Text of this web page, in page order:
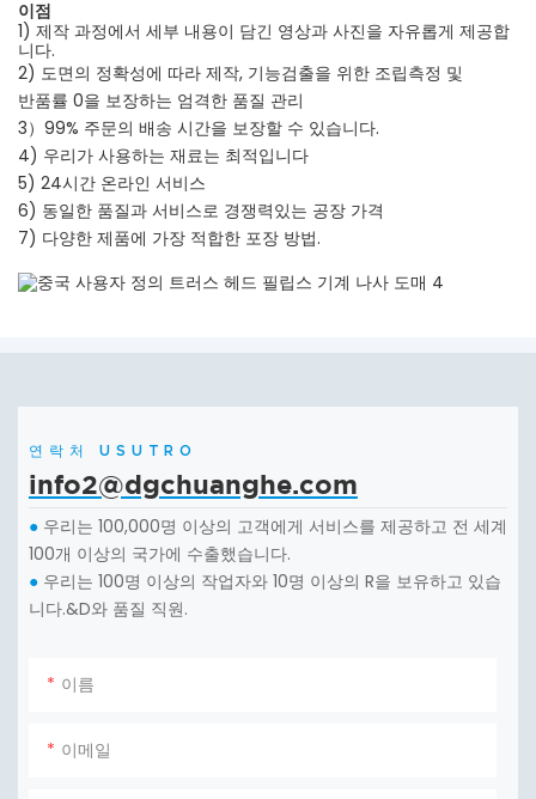
이점
1) 제작 과정에서 세부 내용이 담긴 영상과 사진을 자유롭게 제공합
니다.
2) 도면의 정확성에 따라 제작, 기능검출을 위한 조립측정 및
반품률 0을 보장하는 엄격한 품질 관리
3）99% 주문의 배송 시간을 보장할 수 있습니다.
4) 우리가 사용하는 재료는 최적입니다
5) 24시간 온라인 서비스
6) 동일한 품질과 서비스로 경쟁력있는 공장 가격
7) 다양한 제품에 가장 적합한 포장 방법.
연락처 USUTRO
info2@dgchuanghe.com
● 우리는 100,000명 이상의 고객에게 서비스를 제공하고 전 세계
100개 이상의 국가에 수출했습니다.
● 우리는 100명 이상의 작업자와 10명 이상의 R을 보유하고 있습
니다.&D와 품질 직원.
이름
이메일